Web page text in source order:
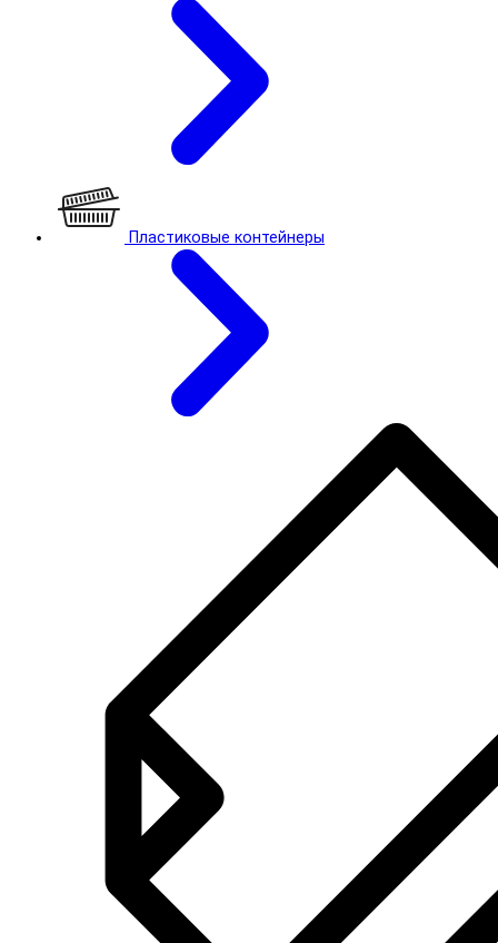
Пластиковые контейнеры